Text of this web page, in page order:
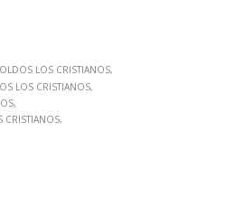
LOS CRISTIANOS
LOS CRISTIANOS
CRISTIANOS